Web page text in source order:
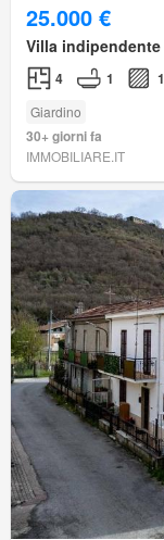
25.000 €
Villa indipendente
4 1
Giardino
30+ giorni fa
IMMOBILIARE.IT